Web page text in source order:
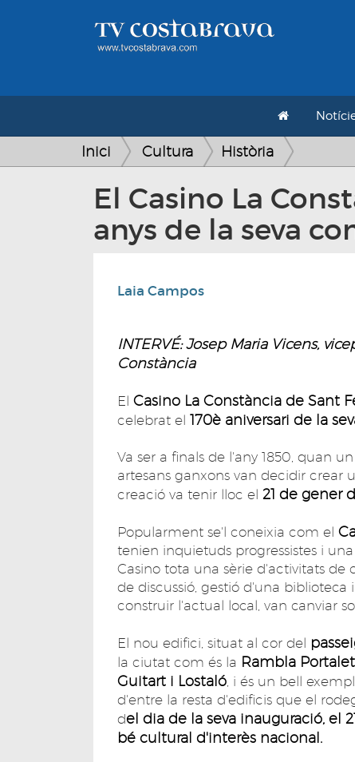
Inici Cultura Història
El Casino La
anys de la seva
Laia Campos
INTERVÉ: Josep Maria Vicens,
Constància
El Casino La Constància de Sant
celebrat el 170è aniversari de la
Va ser a finals de l'any 1850, quan
artesans ganxons van decidir crear
creació va tenir lloc el 21 de gener
Popularment se'l coneixia com el
tenien inquietuds progressistes i
Casino tota una sèrie d'activitats de
de discussió, gestió d'una biblioteca
construir l'actual local, van canviar
El nou edifici, situat al cor del
la ciutat com és la Rambla Portalet
Guitart i Lostaló, i és un bell
d'entre la resta d'edificis que el
del dia de la seva inauguració, el
bé cultural d'interès nacional.